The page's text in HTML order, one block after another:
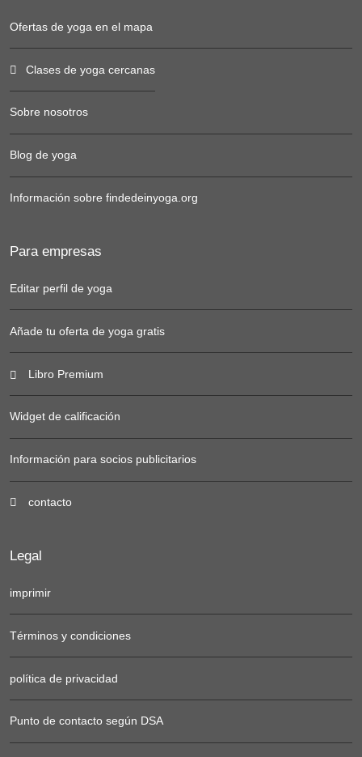
Ofertas de yoga en el mapa
Clases de yoga cercanas
Sobre nosotros
Blog de yoga
Información sobre findedeinyoga.org
Para empresas
Editar perfil de yoga
Añade tu oferta de yoga gratis
Libro Premium
Widget de calificación
Información para socios publicitarios
contacto
Legal
imprimir
Términos y condiciones
política de privacidad
Punto de contacto según DSA